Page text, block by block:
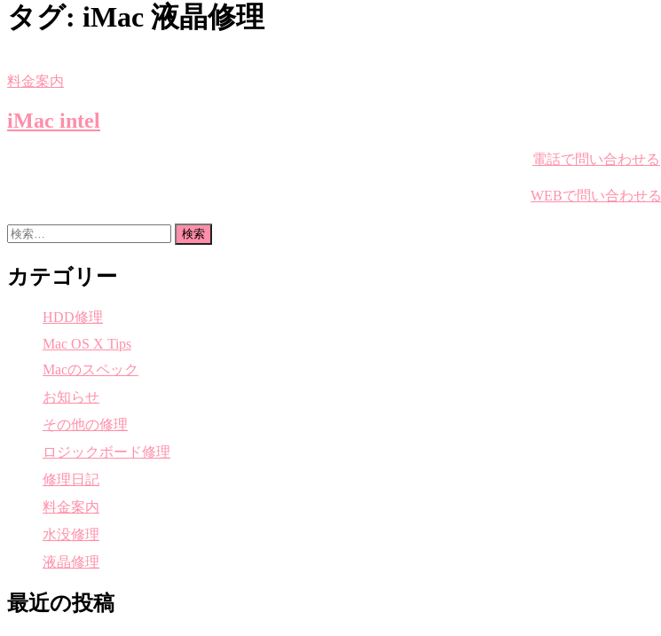
タグ: iMac 液晶修理
料金案内
iMac intel
電話で問い合わせる
WEBで問い合わせる
検
カテゴリー
HDD修理
Mac OS X Tips
Macのスペック
お知らせ
その他の修理
ロジックボード修理
修理日記
料金案内
水没修理
液晶修理
最近の投稿